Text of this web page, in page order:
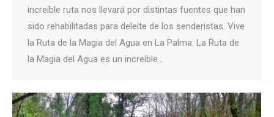
increíble ruta nos llevará por distintas fuentes que han
sido rehabilitadas para deleite de los senderistas. Vive
la Ruta de la Magia del Agua en La Palma. La Ruta de
la Magia del Agua es un increíble…